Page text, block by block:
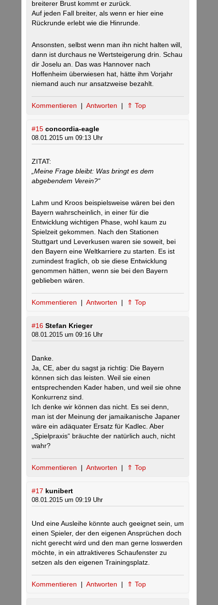
breiterer Brust kommt er zurück.
Auf jeden Fall breiter, als wenn er hier eine
Rückrunde erlebt wie die Hinrunde.
Ansonsten, selbst wenn man ihn nicht halten will,
dann ist durchaus ne Wertsteigerung drin. Schau
dir Joselu an. Das was Hannover nach
Hoffenheim überwiesen hat, hätte ihm Vorjahr
niemand auch nur ansatzweise bezahlt.
Kommentieren | Antworten | ⇑ Top
#15 concordia-eagle
08.01.2015 um 09:13 Uhr
ZITAT:
„Meine Frage bleibt: Was bringt es dem
abgebendem Verein?“
Lahm und Kroos beispielsweise wären bei den
Bayern wahrscheinlich, in einer für die
Entwicklung wichtigen Phase, wohl kaum zu
Spielzeit gekommen. Nach den Stationen
Stuttgart und Leverkusen waren sie soweit, bei
den Bayern eine Weltkarriere zu starten. Es ist
zumindest fraglich, ob sie diese Entwicklung
genommen hätten, wenn sie bei den Bayern
geblieben wären.
Kommentieren | Antworten | ⇑ Top
#16 Stefan Krieger
08.01.2015 um 09:16 Uhr
Danke.
Ja, CE, aber du sagst ja richtig: Die Bayern
können sich das leisten. Weil sie einen
entsprechenden Kader haben, und weil sie ohne
Konkurrenz sind.
Ich denke wir können das nicht. Es sei denn,
man ist der Meinung der jamaikanische Japaner
wäre ein adäquater Ersatz für Kadlec. Aber
„Spielpraxis“ bräuchte der natürlich auch, nicht
wahr?
Kommentieren | Antworten | ⇑ Top
#17 kunibert
08.01.2015 um 09:19 Uhr
Und eine Ausleihe könnte auch geeignet sein, um
einen Spieler, der den eigenen Ansprüchen doch
nicht gerecht wird und den man gerne loswerden
möchte, in ein attraktiveres Schaufenster zu
setzen als den eigenen Trainingsplatz.
Kommentieren | Antworten | ⇑ Top